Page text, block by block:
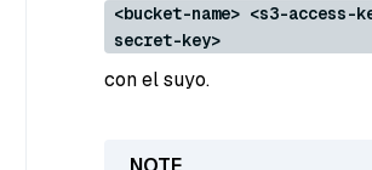
<bucket-name> <s3-access-
secret-key>
con el suyo.